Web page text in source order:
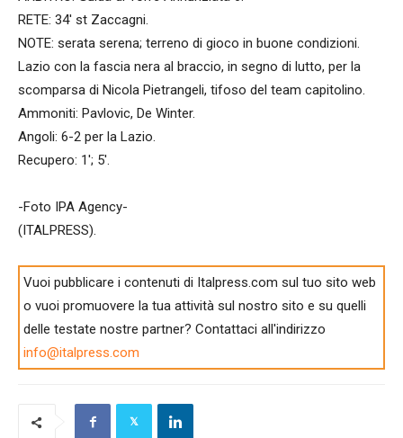
RETE: 34′ st Zaccagni.
NOTE: serata serena; terreno di gioco in buone condizioni.
Lazio con la fascia nera al braccio, in segno di lutto, per la
scomparsa di Nicola Pietrangeli, tifoso del team capitolino.
Ammoniti: Pavlovic, De Winter.
Angoli: 6-2 per la Lazio.
Recupero: 1′; 5′.
-Foto IPA Agency-
(ITALPRESS).
Vuoi pubblicare i contenuti di Italpress.com sul tuo sito web
o vuoi promuovere la tua attività sul nostro sito e su quelli
delle testate nostre partner? Contattaci all'indirizzo
info@italpress.com